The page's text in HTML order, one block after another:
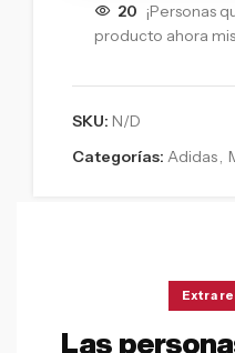
20 ¡Personas
producto ahora
SKU: N/D
Categorías: Adidas,
Extra
Las